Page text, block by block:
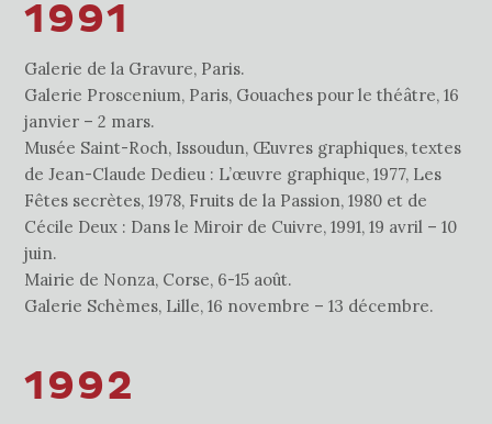
1991
Galerie de la Gravure, Paris.
Galerie Proscenium, Paris, Gouaches pour le théâtre, 16
janvier – 2 mars.
Musée Saint-Roch, Issoudun, Œuvres graphiques, textes
de Jean-Claude Dedieu : L’œuvre graphique, 1977, Les
Fêtes secrètes, 1978, Fruits de la Passion, 1980 et de
Cécile Deux : Dans le Miroir de Cuivre, 1991, 19 avril – 10
juin.
Mairie de Nonza, Corse, 6-15 août.
Galerie Schèmes, Lille, 16 novembre – 13 décembre.
1992